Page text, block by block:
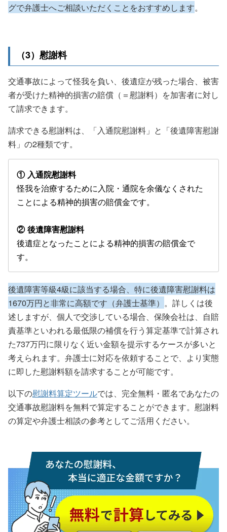
グで弁護士へご相談いただくことをおすすめします。
（3）慰謝料
交通事故によって怪我を負い、後遺症が残った場合、被害
者が受けた精神的損害の賠償（＝慰謝料）を加害者に対し
て請求できます。
請求できる慰謝料は、「入通院慰謝料」と「後遺障害慰謝
料」の2種類です。
① 入通院慰謝料
怪我を治療するために入院・通院を余儀なくされた
ことによる精神的損害の賠償金です。
② 後遺障害慰謝料
後遺症となったことによる精神的損害の賠償金で
す。
後遺障害等級4級に該当する場合、特に後遺障害慰謝料は
1670万円と非常に高額です（弁護士基準） 。詳しくは後
述しますが、個人で交渉している場合、保険会社は、自賠
責基準といわれる最低限の補償を行う算定基準で計算され
た737万円に限りなく近い金額を提示するケースが多いと
考えられます。弁護士に対応を依頼することで、より実態
に即した慰謝料額を請求することが可能です。
以下の慰謝料算定ツールでは、完全無料・匿名であなたの
交通事故慰謝料を無料で算定することができます。慰謝料
の算定や弁護士相談の参考としてご活用ください。